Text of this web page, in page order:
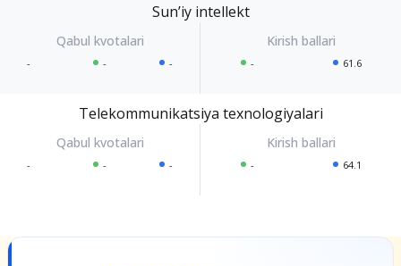
Sunʼiy intellekt
- - - - 61.6
Telekommunikatsiya texnologiyalari
- - - - 64.1